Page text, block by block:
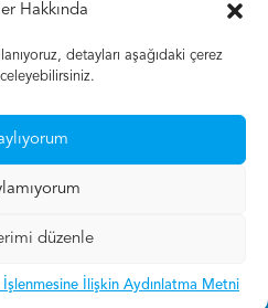
Hakkında
detayları aşağıdaki çerez
düzenle
İşlenmesine İlişkin Aydınlatma Metni